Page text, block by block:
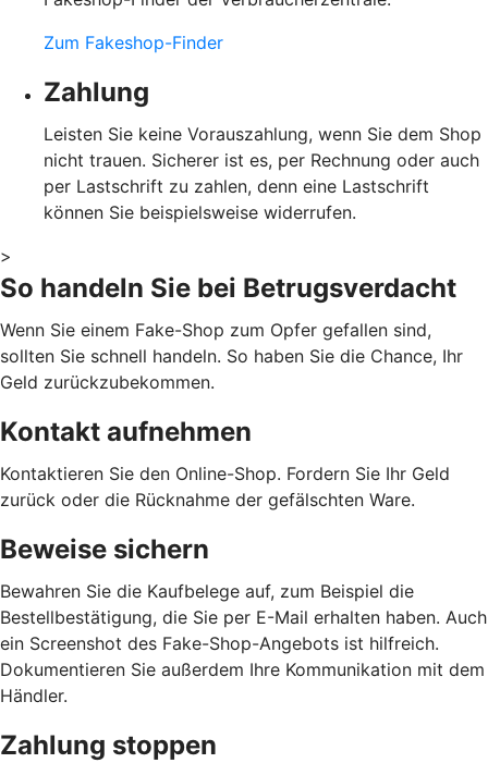
Zum Fakeshop-Finder
Zahlung
Leisten Sie keine Vorauszahlung, wenn Sie dem Shop
nicht trauen. Sicherer ist es, per Rechnung oder auch
per Lastschrift zu zahlen, denn eine Lastschrift
können Sie beispielsweise widerrufen.
>
So handeln Sie bei Betrugsverdacht
Wenn Sie einem Fake-Shop zum Opfer gefallen sind,
sollten Sie schnell handeln. So haben Sie die Chance, Ihr
Geld zurückzubekommen.
Kontakt aufnehmen
Kontaktieren Sie den Online-Shop. Fordern Sie Ihr Geld
zurück oder die Rücknahme der gefälschten Ware.
Beweise sichern
Bewahren Sie die Kaufbelege auf, zum Beispiel die
Bestellbestätigung, die Sie per E-Mail erhalten haben. Auch
ein Screenshot des Fake-Shop-Angebots ist hilfreich.
Dokumentieren Sie außerdem Ihre Kommunikation mit dem
Händler.
Zahlung stoppen